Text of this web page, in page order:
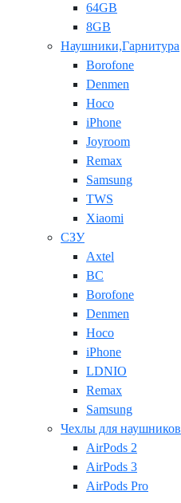
64GB
8GB
Наушники,Гарнитура
Borofone
Denmen
Hoco
iPhone
Joyroom
Remax
Samsung
TWS
Xiaomi
СЗУ
Axtel
BC
Borofone
Denmen
Hoco
iPhone
LDNIO
Remax
Samsung
Чехлы для наушников
AirPods 2
AirPods 3
AirPods Pro